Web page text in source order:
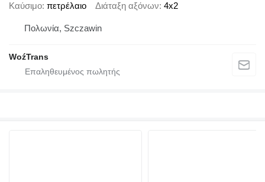
Καύσιμο πετρέλαιο Διάταξη αξόνων 4x2
Πολωνία, Szczawin
WoźTrans